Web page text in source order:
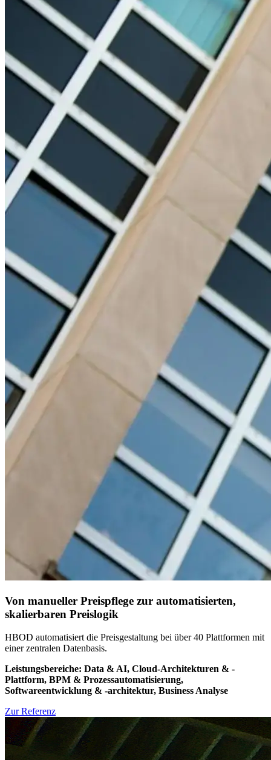
Von manueller Preispflege zur automatisierten,
skalierbaren Preislogik
HBOD automatisiert die Preisgestaltung bei über 40 Plattformen mit
einer zentralen Datenbasis.
Leistungsbereiche: Data & AI, Cloud-Architekturen & -
Plattform, BPM & Prozessautomatisierung,
Softwareentwicklung & -architektur, Business Analyse
Zur Referenz